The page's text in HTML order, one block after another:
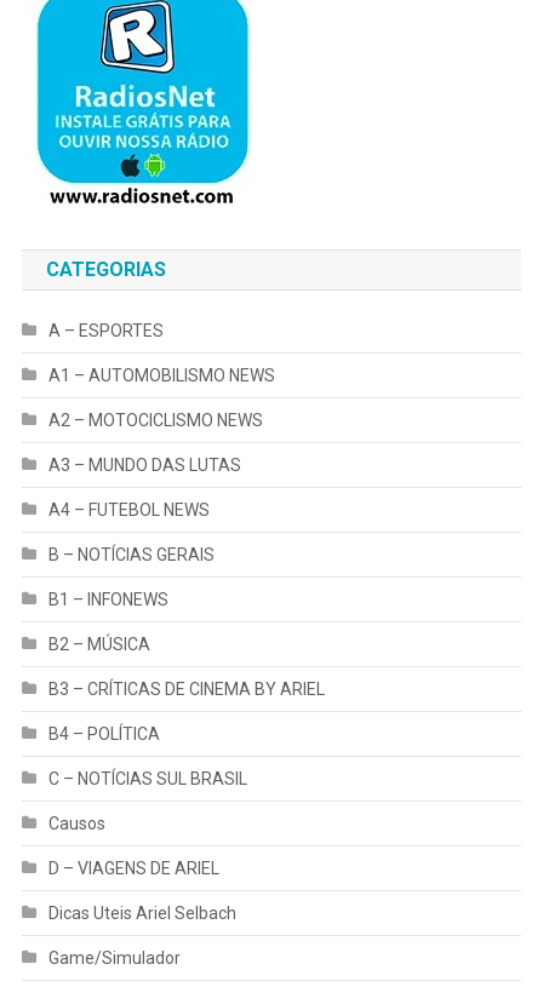
CATEGORIAS
A – ESPORTES
A1 – AUTOMOBILISMO NEWS
A2 – MOTOCICLISMO NEWS
A3 – MUNDO DAS LUTAS
A4 – FUTEBOL NEWS
B – NOTÍCIAS GERAIS
B1 – INFONEWS
B2 – MÚSICA
B3 – CRÍTICAS DE CINEMA BY ARIEL
B4 – POLÍTICA
C – NOTÍCIAS SUL BRASIL
Causos
D – VIAGENS DE ARIEL
Dicas Uteis Ariel Selbach
Game/Simulador